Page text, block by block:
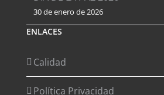
30 de enero de 2026
ENLACES
Calidad
Política Privacidad